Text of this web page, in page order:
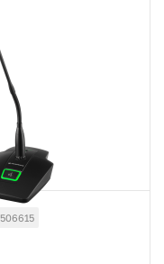
506615